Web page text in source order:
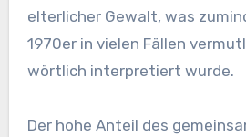
elterlicher Gewalt, was
1970er in vielen Fällen
wörtlich interpretiert wurde.
Der hohe Anteil des